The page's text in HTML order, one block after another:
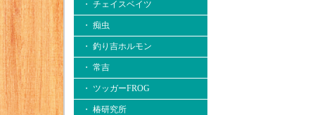
・ チェイスベイツ
・ 痴虫
・ 釣り吉ホルモン
・ 常吉
・ ツッガーFROG
・ 椿研究所